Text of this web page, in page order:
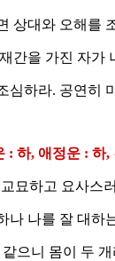
상대와 오해를
간을 가진 자가
심하라. 공연히
하, 애정운 : 하,
묘하고 요사스
나 나를 잘 대하
으니 몸이 두